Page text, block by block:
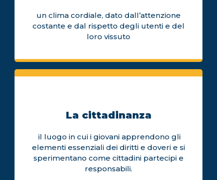
un clima cordiale, dato dall’attenzione
costante e dal rispetto degli utenti e del
loro vissuto
La cittadinanza
il luogo in cui i giovani apprendono gli
elementi essenziali dei diritti e doveri e si
sperimentano come cittadini partecipi e
responsabili.